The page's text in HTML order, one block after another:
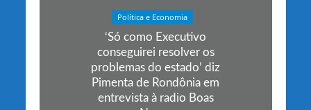
Política e Economia
‘Só como Executivo
conseguirei resolver os
problemas do estado’ diz
Pimenta de Rondônia em
entrevista à radio Boas